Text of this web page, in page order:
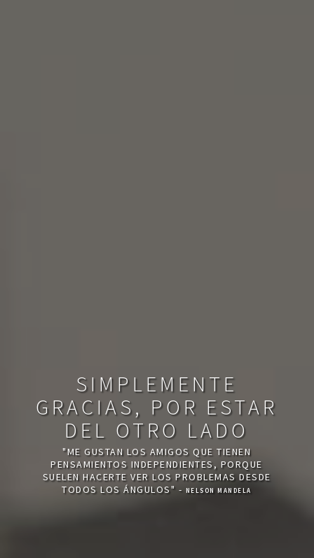
SIMPLEMENTE
GRACIAS, POR ESTAR
DEL OTRO LADO
"ME GUSTAN LOS AMIGOS QUE TIENEN
PENSAMIENTOS INDEPENDIENTES, PORQUE
SUELEN HACERTE VER LOS PROBLEMAS DESDE
TODOS LOS ÁNGULOS" - NELSON MANDELA